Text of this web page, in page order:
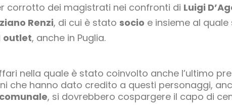
corrotto dei magistrati nei confronti di Luigi
Renzi, di cui è stato socio e insieme al
outlet, anche in Puglia.
nella quale è stato coinvolto anche l’ultimo
che hanno dato credito a questi personaggi,
, si dovrebbero cospargere il capo di